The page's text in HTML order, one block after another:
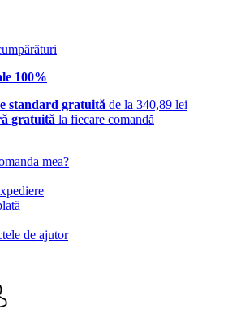
100%
standard gratuită de la 340,89 lei
gratuită la fiecare comandă
mea?
de ajutor